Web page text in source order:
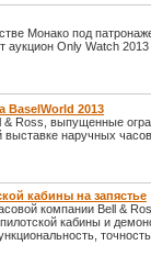
Монако под
аукцион Only Watch
BaselWorld 2013
& Ross, выпущенные
наручных
кабины на запястье
компании Bell &
кабины и